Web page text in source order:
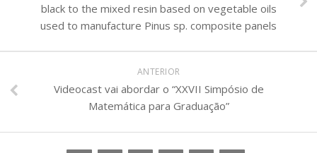
black to the mixed resin based on vegetable oils
used to manufacture Pinus sp. composite panels
ANTERIOR
Videocast vai abordar o “XXVII Simpósio de
Matemática para Graduação”